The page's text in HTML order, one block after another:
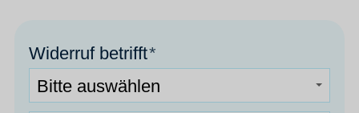
Widerruf betrifft*